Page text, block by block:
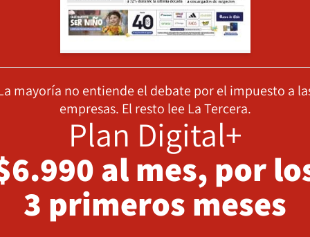
mayoría no entiende el debate por el impuesto a
empresas. El resto lee La Tercera.
Plan Digital+
al mes, por
3 primeros meses